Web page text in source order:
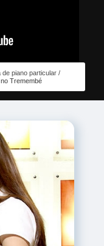
de piano particular
Tremembé